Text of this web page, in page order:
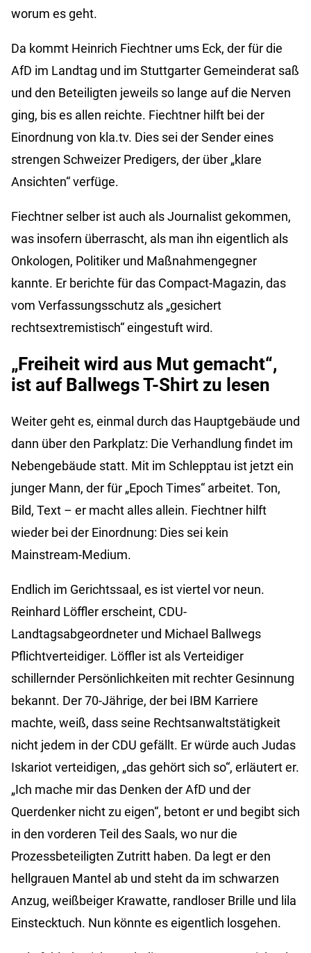
worum es geht.
Da kommt Heinrich Fiechtner ums Eck, der für die
AfD im Landtag und im Stuttgarter Gemeinderat saß
und den Beteiligten jeweils so lange auf die Nerven
ging, bis es allen reichte. Fiechtner hilft bei der
Einordnung von kla.tv. Dies sei der Sender eines
strengen Schweizer Predigers, der über „klare
Ansichten“ verfüge.
Fiechtner selber ist auch als Journalist gekommen,
was insofern überrascht, als man ihn eigentlich als
Onkologen, Politiker und Maßnahmengegner
kannte. Er berichte für das Compact-Magazin, das
vom Verfassungsschutz als „gesichert
rechtsextremistisch“ eingestuft wird.
„Freiheit wird aus Mut gemacht“,
ist auf Ballwegs T-Shirt zu lesen
Weiter geht es, einmal durch das Hauptgebäude und
dann über den Parkplatz: Die Verhandlung findet im
Nebengebäude statt. Mit im Schlepptau ist jetzt ein
junger Mann, der für „Epoch Times“ arbeitet. Ton,
Bild, Text – er macht alles allein. Fiechtner hilft
wieder bei der Einordnung: Dies sei kein
Mainstream-Medium.
Endlich im Gerichtssaal, es ist viertel vor neun.
Reinhard Löffler erscheint, CDU-
Landtagsabgeordneter und Michael Ballwegs
Pflichtverteidiger. Löffler ist als Verteidiger
schillernder Persönlichkeiten mit rechter Gesinnung
bekannt. Der 70-Jährige, der bei IBM Karriere
machte, weiß, dass seine Rechtsanwaltstätigkeit
nicht jedem in der CDU gefällt. Er würde auch Judas
Iskariot verteidigen, „das gehört sich so“, erläutert er.
„Ich mache mir das Denken der AfD und der
Querdenker nicht zu eigen“, betont er und begibt sich
in den vorderen Teil des Saals, wo nur die
Prozessbeteiligten Zutritt haben. Da legt er den
hellgrauen Mantel ab und steht da im schwarzen
Anzug, weißbeiger Krawatte, randloser Brille und lila
Einstecktuch. Nun könnte es eigentlich losgehen.